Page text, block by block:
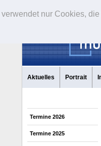
nur Cookies,
Aktuelles Portrait
Termine 2026
Termine 2025